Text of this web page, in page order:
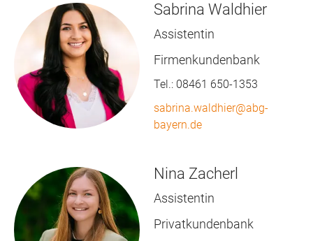
Sabrina Waldhier
Assistentin
Firmenkundenbank
Tel.: 08461 650-1353
sabrina.waldhier@abg-
bayern.de
Nina Zacherl
Assistentin
Privatkundenbank